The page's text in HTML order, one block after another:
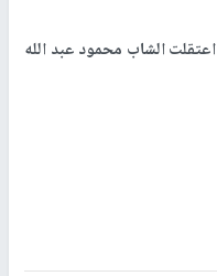
الشاب محمود عبد الله